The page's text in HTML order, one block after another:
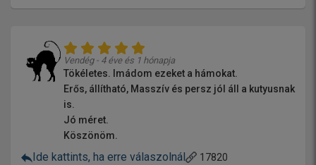
Vendég - 4 éve és 1 hónapja
Tökéletes. Imádom ezeket a hámokat.
Erős, állítható, Masszív és persz jól áll a kutyusnak
is.
Jó méret.
Köszönöm.
Ide kattints, ha erre válaszolnál 17820